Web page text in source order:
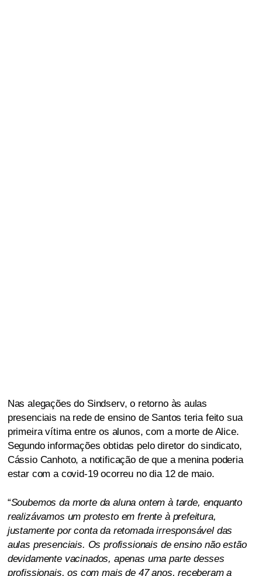
Nas alegações do Sindserv, o retorno às aulas
presenciais na rede de ensino de Santos teria feito sua
primeira vítima entre os alunos, com a morte de Alice.
Segundo informações obtidas pelo diretor do sindicato,
Cássio Canhoto, a notificação de que a menina poderia
estar com a covid-19 ocorreu no dia 12 de maio.
“Soubemos da morte da aluna ontem à tarde, enquanto
realizávamos um protesto em frente à prefeitura,
justamente por conta da retomada irresponsável das
aulas presenciais. Os profissionais de ensino não estão
devidamente vacinados, apenas uma parte desses
profissionais, os com mais de 47 anos, receberam a